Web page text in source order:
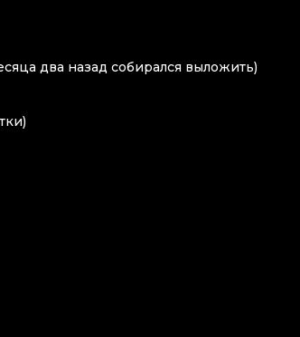
два назад собирался выложить)